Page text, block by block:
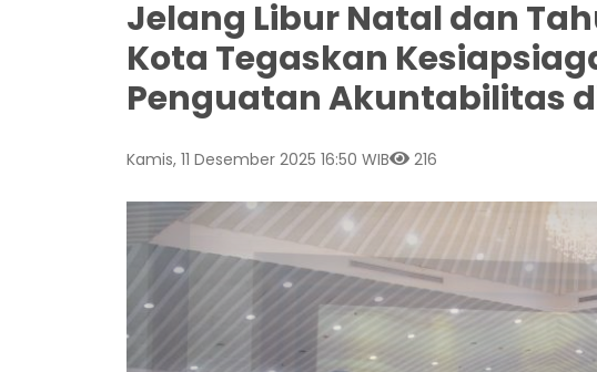
Jelang Libur Natal dan
Kota Tegaskan
Penguatan Akuntabilitas
Kamis, 11 Desember 2025 16:50 WIB 216